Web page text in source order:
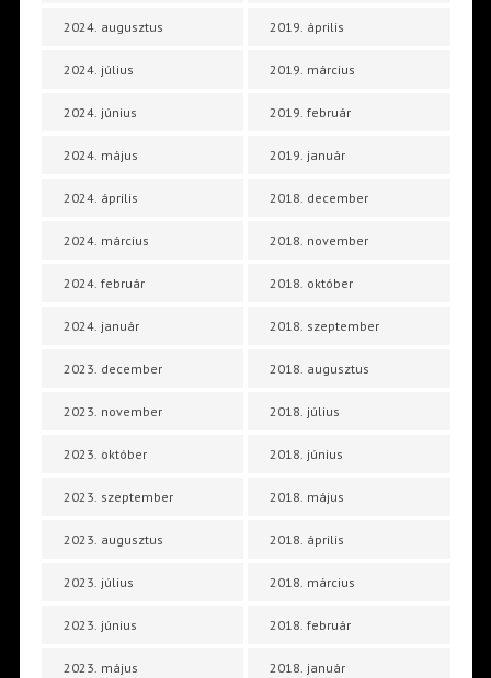
2024. augusztus
2024. július
2024. június
2024. május
2024. április
2024. március
2024. február
2024. január
2023. december
2023. november
2023. október
2023. szeptember
2023. augusztus
2023. július
2023. június
2023. május
2019. április
2019. március
2019. február
2019. január
2018. december
2018. november
2018. október
2018. szeptember
2018. augusztus
2018. július
2018. június
2018. május
2018. április
2018. március
2018. február
2018. január